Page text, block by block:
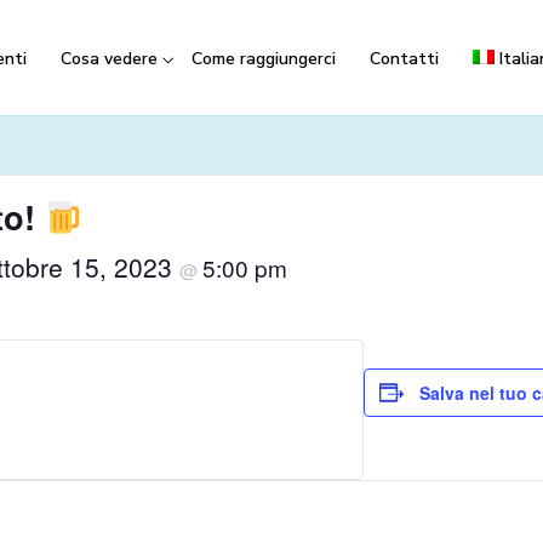
Cosa vedere Come raggiungerci Contatti
15, 2023 @ 5:00 pm
Salva nel tuo